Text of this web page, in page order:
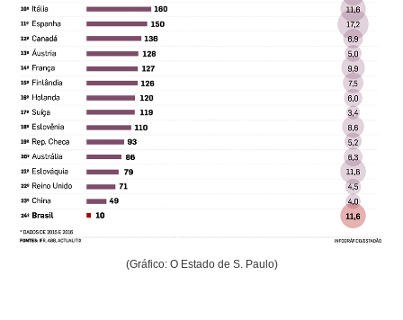
(Gráfico: O Estado de S. Paulo)